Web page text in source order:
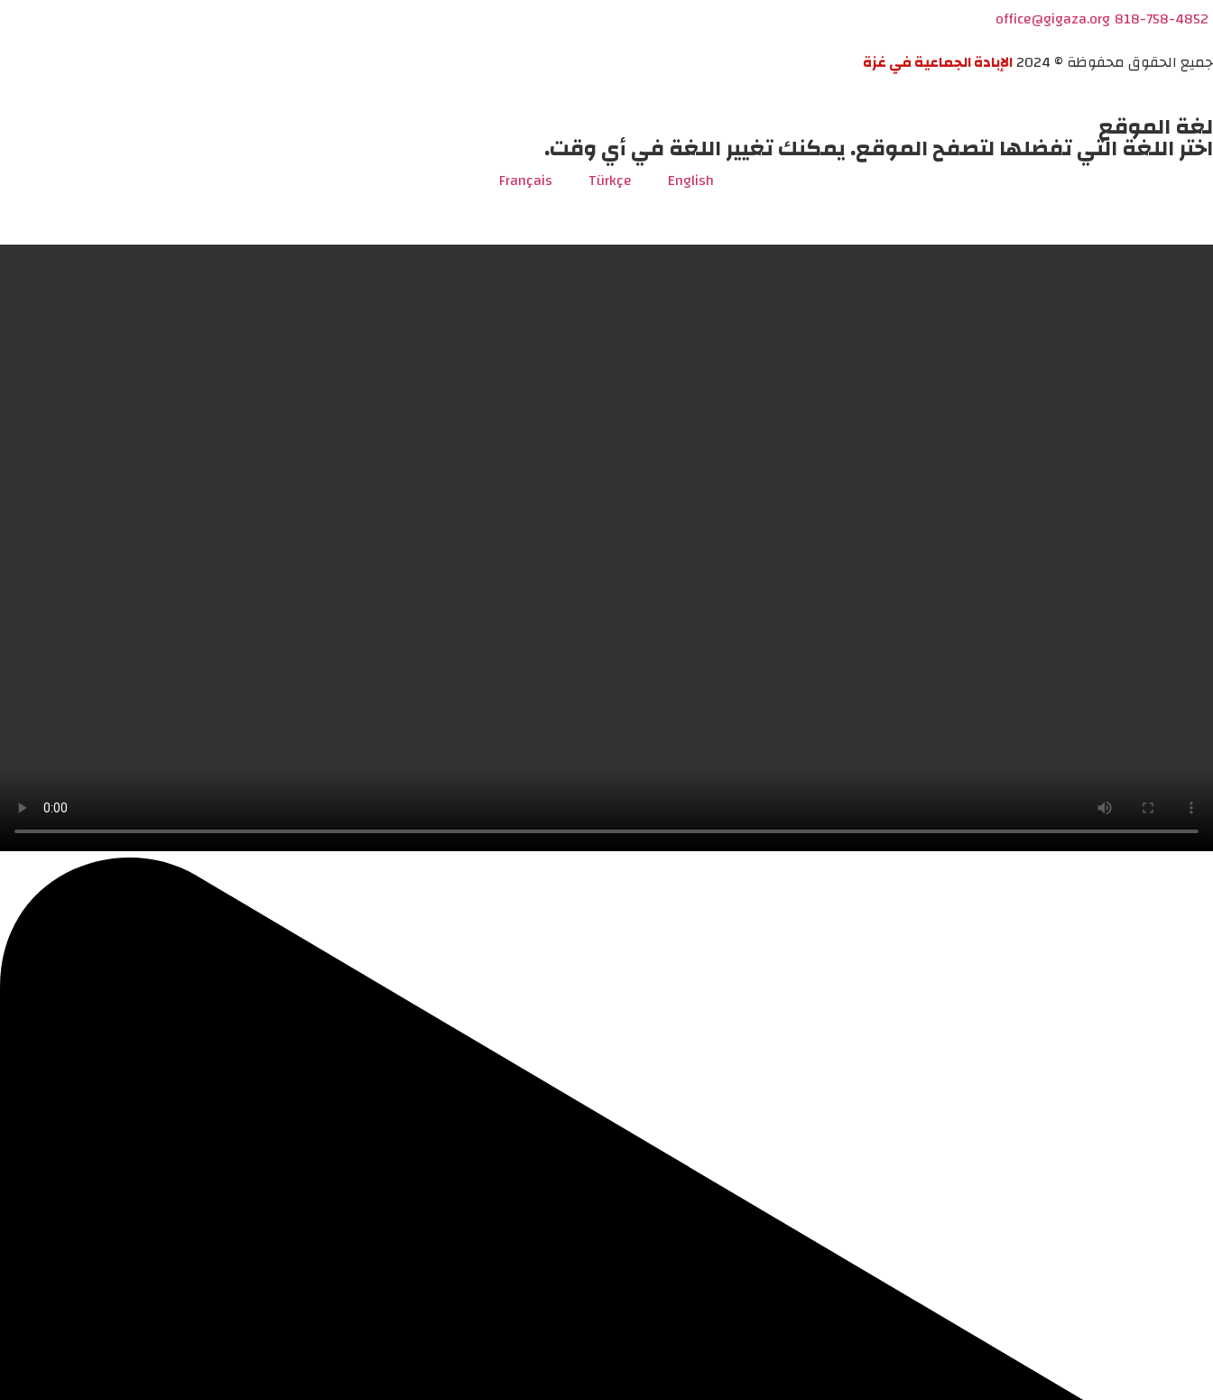
818-758-4852
office@gigaza.org
جميع الحقوق محفوظة © 2024
الإبادة الجماعية في غزة
لغة الموقع
اختر اللغة التي تفضلها لتصفح الموقع. يمكنك تغيير اللغة في أي وقت.
English
Türkçe
Français